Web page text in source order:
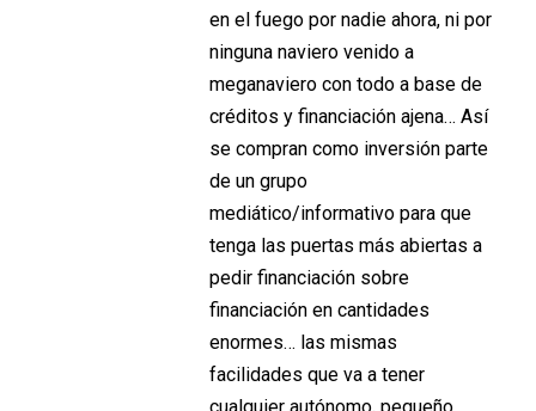
en el fuego por nadie ahora, ni por
ninguna naviero venido a
meganaviero con todo a base de
créditos y financiación ajena… Así
se compran como inversión parte
de un grupo
mediático/informativo para que
tenga las puertas más abiertas a
pedir financiación sobre
financiación en cantidades
enormes… las mismas
facilidades que va a tener
cualquier autónomo, pequeño